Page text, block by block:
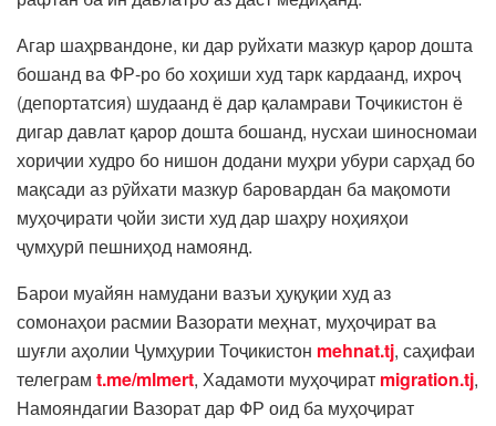
Агар шаҳрвандоне, ки дар руйхати мазкур қарор дошта
бошанд ва ФР-ро бо хоҳиши худ тарк кардаанд, ихроҷ
(депортатсия) шудаанд ё дар қаламрави Тоҷикистон ё
дигар давлат қарор дошта бошанд, нусхаи шиносномаи
хориҷии худро бо нишон додани муҳри убури сарҳад бо
мақсади аз рӯйхати мазкур баровардан ба мақомоти
муҳоҷирати ҷойи зисти худ дар шаҳру ноҳияҳои
ҷумҳурӣ пешниҳод намоянд.
Барои муайян намудани вазъи ҳуқуқии худ аз
сомонаҳои расмии Вазорати меҳнат, муҳоҷират ва
шуғли аҳолии Ҷумҳурии Тоҷикистон mehnat.tj, саҳифаи
телеграм t.me/mlmert, Хадамоти муҳоҷират migration.tj,
Намояндагии Вазорат дар ФР оид ба муҳоҷират